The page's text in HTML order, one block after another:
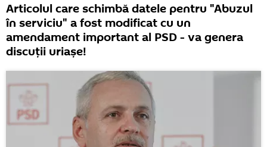
Articolul care schimbă datele pentru "Abuzul
în serviciu" a fost modificat cu un
amendament important al PSD - va genera
discuții uriașe!